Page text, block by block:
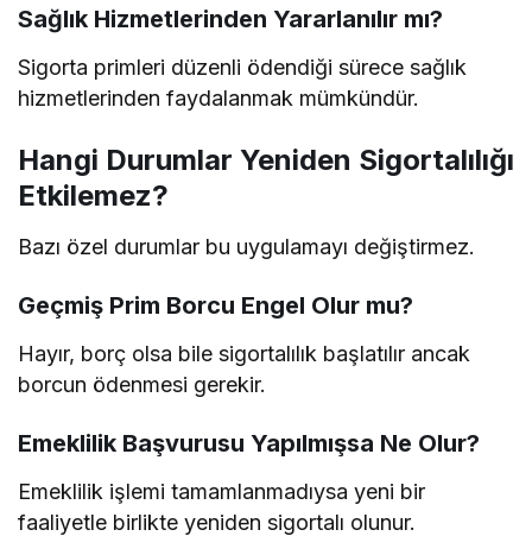
Sağlık Hizmetlerinden Yararlanılır mı?
Sigorta primleri düzenli ödendiği sürece sağlık
hizmetlerinden faydalanmak mümkündür.
Hangi Durumlar Yeniden Sigortalılığı
Etkilemez?
Bazı özel durumlar bu uygulamayı değiştirmez.
Geçmiş Prim Borcu Engel Olur mu?
Hayır, borç olsa bile sigortalılık başlatılır ancak
borcun ödenmesi gerekir.
Emeklilik Başvurusu Yapılmışsa Ne Olur?
Emeklilik işlemi tamamlanmadıysa yeni bir
faaliyetle birlikte yeniden sigortalı olunur.